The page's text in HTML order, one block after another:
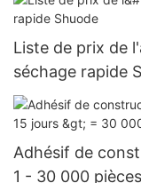
Liste de prix de
séchage rapide
Adhésif de
1 - 30 000